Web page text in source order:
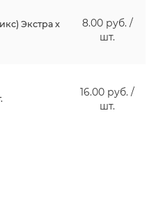
Экстра x
8.00 руб. /
шт.
16.00 руб. /
шт.